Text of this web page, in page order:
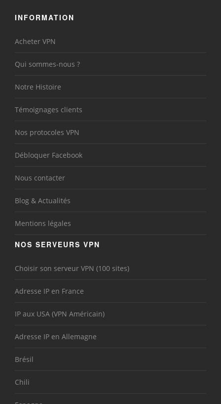
INFORMATION
Acheter VPN
Qui sommes-nous ?
Notre Histoire
Témoignages clients
Nos protocoles VPN
Débloquer Facebook
Nous contacter
Blog & Actualités
Mentions légales
NOS SERVEURS VPN
Choisir son serveur VPN (100 sites)
Adresse IP en France
IP aux USA (VPN Américain)
Adresse IP en Allemagne
Brésil
Chili